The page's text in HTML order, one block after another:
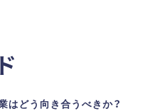
はどう向き合うべきか？